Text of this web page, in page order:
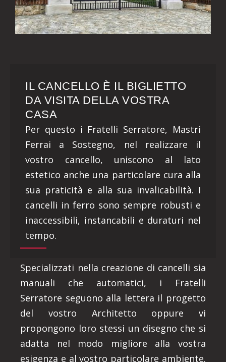
IL CANCELLO È IL BIGLIETTO
DA VISITA DELLA VOSTRA
CASA
Per questo i Fratelli Serratore, Mastri
Ferrai a Sostegno, nel realizzare il
vostro cancello, uniscono al lato
estetico anche una particolare cura alla
sua praticità e alla sua invalicabilità. I
cancelli in ferro sono sempre robusti e
inaccessibili, instancabili e duraturi nel
tempo.
Specializzati nella creazione di cancelli sia
manuali che automatici, i Fratelli
Serratore seguono alla lettera il progetto
del vostro Architetto oppure vi
propongono loro stessi un disegno che si
adatta nel modo migliore alla vostra
esigenza e al vostro particolare ambiente.